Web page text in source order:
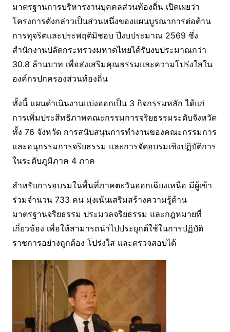
มาตรฐานการบริหารงานบุคคลส่วนท้องถิ่น เปิดเผยว่า
โครงการดังกล่าวเป็นส่วนหนึ่งของแผนบูรณาการต่อต้าน
การทุจริตและประพฤติมิชอบ ปีงบประมาณ 2569 ซึ่ง
สำนักงานปลัดกระทรวงมหาดไทยได้รับงบประมาณกว่า
30.8 ล้านบาท เพื่อส่งเสริมคุณธรรมและความโปร่งใสใน
องค์กรปกครองส่วนท้องถิ่น
ทั้งนี้ แผนดำเนินงานแบ่งออกเป็น 3 กิจกรรมหลัก ได้แก่
การเพิ่มประสิทธิภาพคณะกรรมการจริยธรรมระดับจังหวัด
ทั้ง 76 จังหวัด การสนับสนุนการทำงานของคณะกรรมการ
และอนุกรรมการจริยธรรม และการจัดอบรมเชิงปฏิบัติการ
ในระดับภูมิภาค 4 ภาค
สำหรับการอบรมในพื้นที่ภาคตะวันออกเฉียงเหนือ มีผู้เข้า
ร่วมจำนวน 733 คน มุ่งเน้นเสริมสร้างความรู้ด้าน
มาตรฐานจริยธรรม ประมวลจริยธรรม และกฎหมายที่
เกี่ยวข้อง เพื่อให้สามารถนำไปประยุกต์ใช้ในการปฏิบัติ
ราชการอย่างถูกต้อง โปร่งใส และตรวจสอบได้